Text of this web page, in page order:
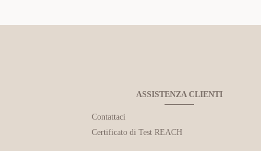
ASSISTENZA CLIENTI
Contattaci
Certificato di Test REACH